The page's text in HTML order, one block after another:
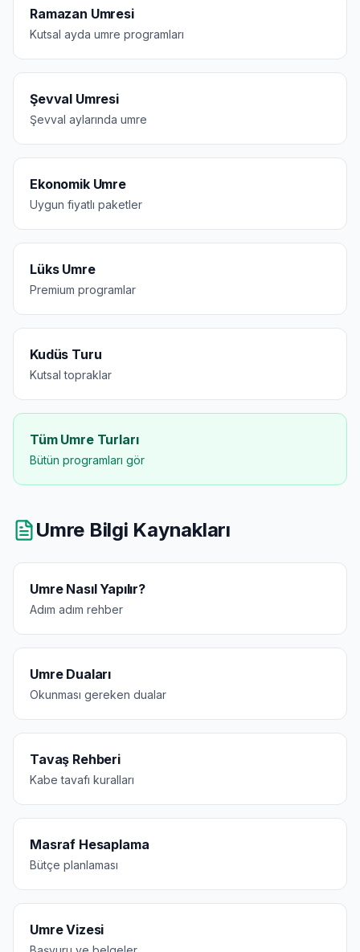
Ramazan Umresi
Kutsal ayda umre programları
Şevval Umresi
Şevval aylarında umre
Ekonomik Umre
Uygun fiyatlı paketler
Lüks Umre
Premium programlar
Kudüs Turu
Kutsal topraklar
Tüm Umre Turları
Bütün programları gör
Umre Bilgi Kaynakları
Umre Nasıl Yapılır?
Adım adım rehber
Umre Duaları
Okunması gereken dualar
Tavaş Rehberi
Kabe tavafı kuralları
Masraf Hesaplama
Bütçe planlaması
Umre Vizesi